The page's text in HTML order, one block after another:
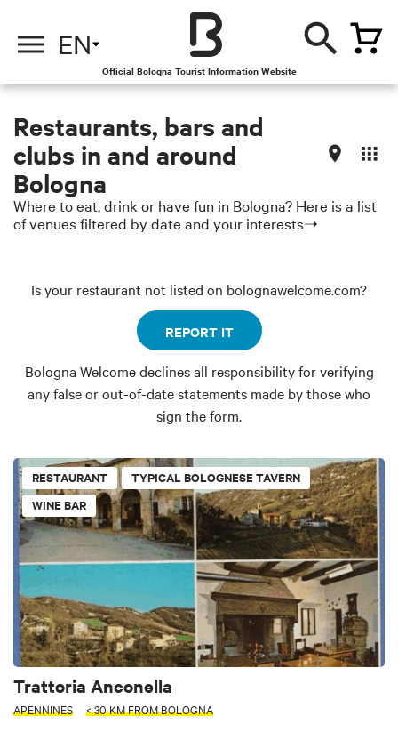
EN
Official Bologna Tourist Information Website
Restaurants, bars and
clubs in and around
Bologna
Where to eat, drink or have fun in Bologna? Here is a list
of venues filtered by date and your interests➝
Is your restaurant not listed on bolognawelcome.com?
REPORT IT
Bologna Welcome declines all responsibility for verifying
any false or out-of-date statements made by those who
sign the form.
RESTAURANT
TYPICAL BOLOGNESE TAVERN
WINE BAR
Trattoria Anconella
APENNINES < 30 KM FROM BOLOGNA